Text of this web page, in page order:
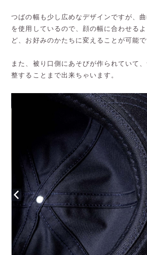
つばの幅も少し広めなデザインですが、
を使用しているので、顔の幅に合わせる
ど、お好みのかたちに変えることが可能で
また、被り口側にあそびが作られていて
整することまで出来ちゃいます。